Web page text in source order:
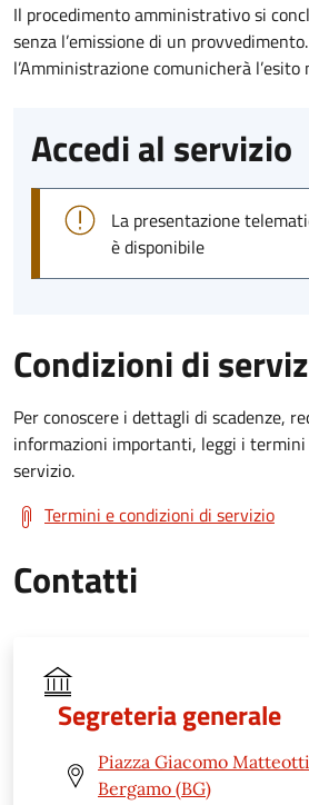
Il procedimento amministrativo si
senza l’emissione di un
l’Amministrazione comunicherà l’esito
Accedi al servizio
La presentazione
è disponibile
Condizioni di
Per conoscere i dettagli di scadenze,
informazioni importanti, leggi i termini
servizio.
Termini e condizioni di servizio
Contatti
Segreteria generale
Piazza Giacomo
Bergamo (BG)